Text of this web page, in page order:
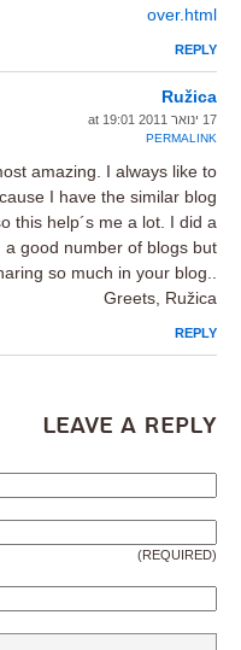
over.html
REPLY
Ružica
17 ינואר 2011 at 19:01
PERMALINK
amazing. I always like to
I have the similar blog
this help´s me a lot. I did a
good number of blogs but
so much in your blog..
Greets, Ružica
REPLY
Leave a Reply
(REQUIRED)